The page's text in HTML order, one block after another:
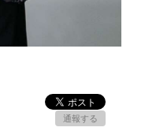
通報する